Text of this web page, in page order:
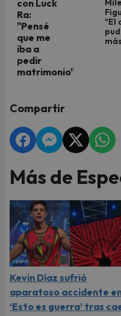
con Luck
Ra:
"Pensé
que me
iba a
pedir
matrimonio"
"El
Compartir
Más de
Kevin Díaz sufrió
aparatoso accidente
‘Esto es guerra’ tras